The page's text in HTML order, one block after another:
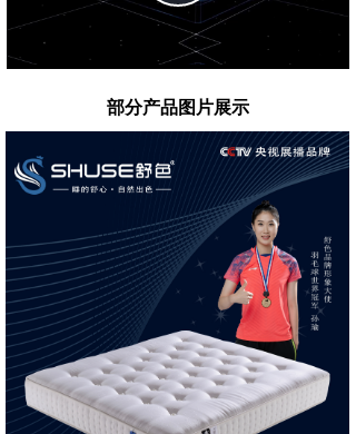
部分产品图片展示
Video